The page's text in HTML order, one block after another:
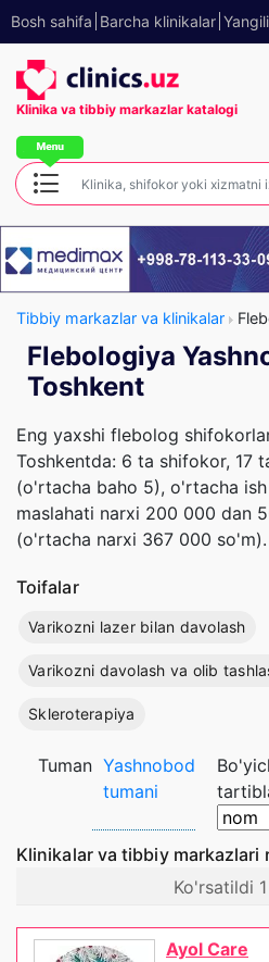
Bosh sahifa Barcha klinikalar
Klinika va tibbiy markazlar katalogi
Tibbiy markazlar va klinikalar
Flebologiya
Toshkent
Eng yaxshi flebolog
Toshkentda: 6 ta shifokor, 17
(o'rtacha baho 5), o'rtacha
maslahati narxi 200 000 dan
(o'rtacha narxi 367 000 so'm).
Toifalar
Varikozni lazer bilan davolash
Varikozni davolash va olib
Skleroterapiya
Tuman Yashnobod
tumani
Klinikalar va tibbiy markazlari
Ko'rsatildi
Ayol Care